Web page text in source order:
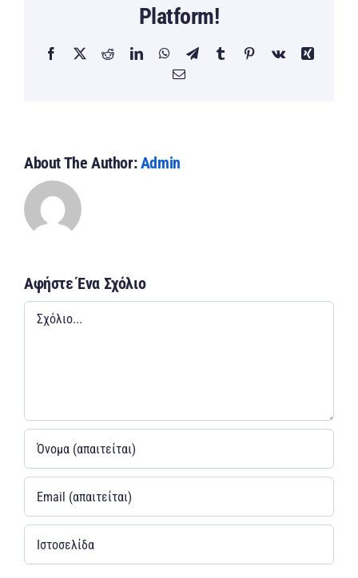
Platform!
Facebook
TwitterRedditLinkedInWhatsApp
TelegramTumblrPinterestVk
Xing
Email
About The Author:Admin
Αφήστε Ένα Σχόλιο
Σχόλιο